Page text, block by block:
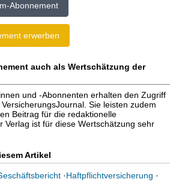
Abonnement
erwerben
auch als Wertschätzung der
und -Abonnenten erhalten den Zugriff
Sie leisten zudem
Beitrag für die redaktionelle
Verlag ist für diese Wertschätzung sehr
Artikel
·Haftpflichtversicherung ·